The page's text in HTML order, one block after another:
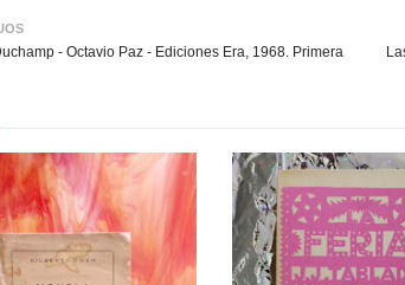
- Octavio Paz - Ediciones Era, 1968. Primera